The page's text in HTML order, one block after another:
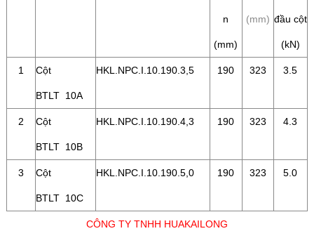
n
(mm)
(mm) đầu cột
(kN)
1 Cột
BTLT 10A
HKL.NPC.I.10.190.3,5 190 323 3.5
2 Cột
BTLT 10B
HKL.NPC.I.10.190.4,3 190 323 4.3
3 Cột
BTLT 10C
HKL.NPC.I.10.190.5,0 190 323 5.0
CÔNG TY TNHH HUAKAILONG